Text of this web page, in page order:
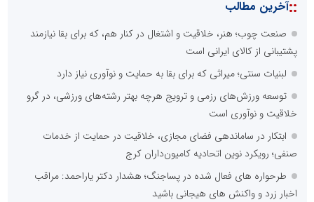
::آخرین مطالب
صنعت چوب؛ هنر، خلاقیت و اشتغال در کنار هم، که برای بقا نیازمند
پشتیبانی از کالای ایرانی است
لبنیات سنتی؛ میراثی که برای بقا به حمایت و نوآوری نیاز دارد
توسعه ورزش‌های رزمی و ترویج هرچه بهتر رشته‌های ورزشی، در گرو
خلاقیت و نوآوری است
ابتکار در ساماندهی فضای مجازی، خلاقیت در حمایت از خدمات
صنفی؛ رویکرد نوین اتحادیه کامیون‌داران کرج
طرحواره های فعال شده در پساجنگ؛ هشدار دکتر یاراحمد: مراقب
اخبار زرد و واکنش های هیجانی باشید